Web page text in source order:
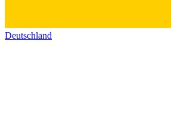
Deutschland